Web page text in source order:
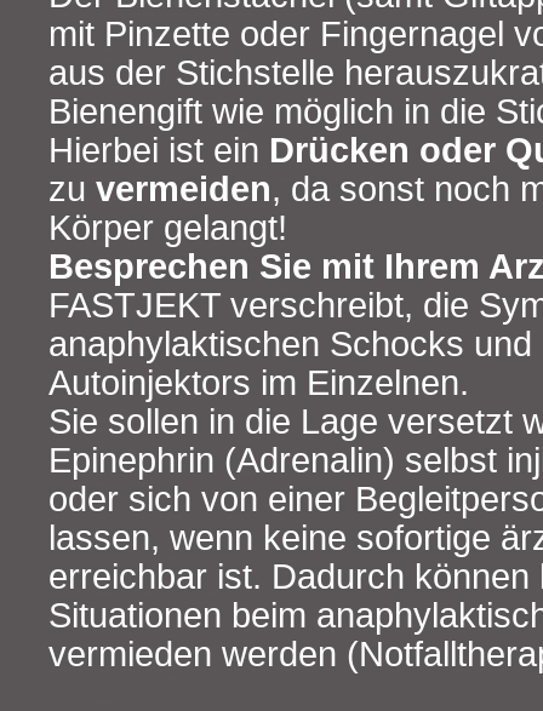
mit Pinzette oder Fingernagel
aus der Stichstelle
Bienengift wie möglich in die
Hierbei ist ein Drücken oder
zu vermeiden, da sonst noch
Körper gelangt!
Besprechen Sie mit Ihrem
FASTJEKT verschreibt, die
anaphylaktischen Schocks
Autoinjektors im Einzelnen.
Sie sollen in die Lage versetzt
Epinephrin (Adrenalin) selbst
oder sich von einer
lassen, wenn keine sofortige
erreichbar ist. Dadurch können
Situationen beim
vermieden werden